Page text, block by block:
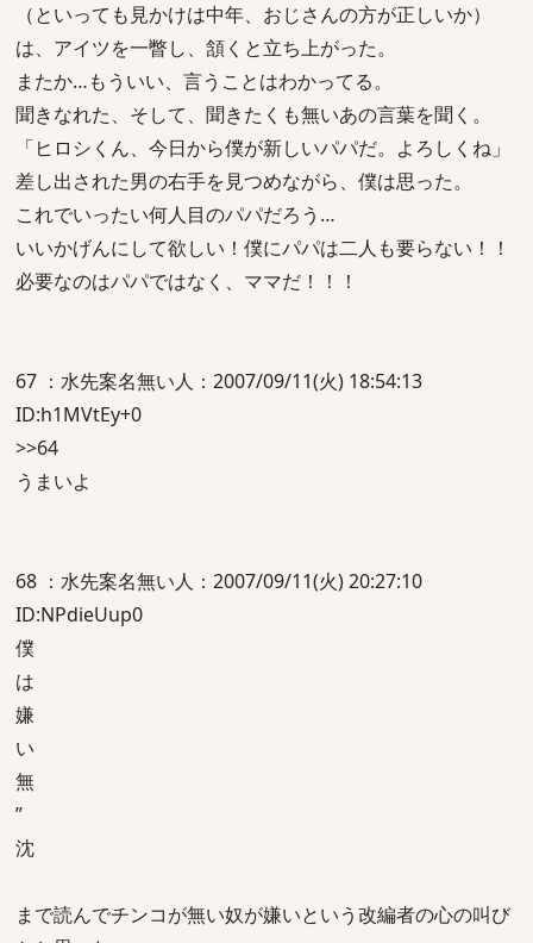
（といっても見かけは中年、おじさんの方が正しいか）
は、アイツを一瞥し、頷くと立ち上がった。
またか…もういい、言うことはわかってる。
聞きなれた、そして、聞きたくも無いあの言葉を聞く。
「ヒロシくん、今日から僕が新しいパパだ。よろしくね」
差し出された男の右手を見つめながら、僕は思った。
これでいったい何人目のパパだろう…
いいかげんにして欲しい！僕にパパは二人も要らない！！
必要なのはパパではなく、ママだ！！！
67 ：水先案名無い人：2007/09/11(火) 18:54:13
ID:h1MVtEy+0
>>64
うまいよ
68 ：水先案名無い人：2007/09/11(火) 20:27:10
ID:NPdieUup0
僕
は
嫌
い
無
”
沈
まで読んでチンコが無い奴が嫌いという改編者の心の叫び